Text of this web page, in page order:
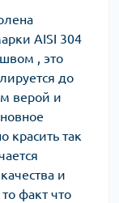
AISI 304
, это
до
верой и
красить так
и
факт что